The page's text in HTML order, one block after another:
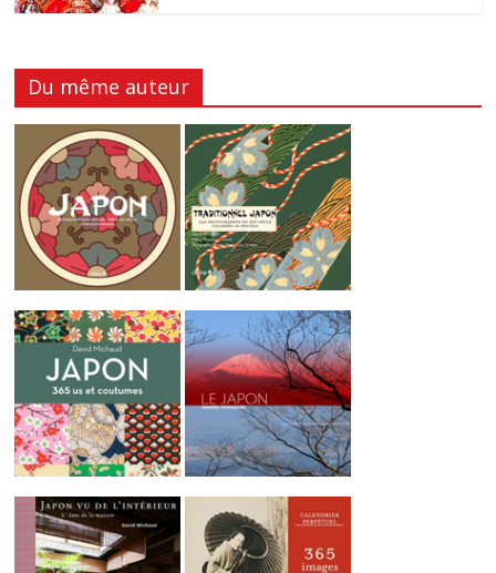
Du même auteur